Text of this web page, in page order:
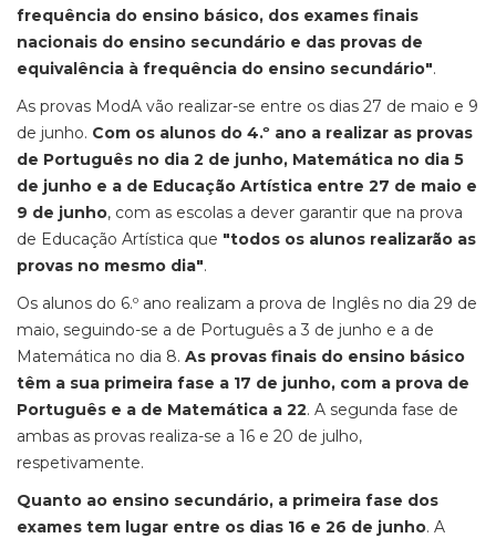
frequência do ensino básico, dos exames finais
nacionais do ensino secundário e das provas de
equivalência à frequência do ensino secundário".
As provas ModA vão realizar-se entre os dias 27 de maio e 9
de junho. Com os alunos do 4.º ano a realizar as provas
de Português no dia 2 de junho, Matemática no dia 5
de junho e a de Educação Artística entre 27 de maio e
9 de junho, com as escolas a dever garantir que na prova
de Educação Artística que "todos os alunos realizarão as
provas no mesmo dia".
Os alunos do 6.º ano realizam a prova de Inglês no dia 29 de
maio, seguindo-se a de Português a 3 de junho e a de
Matemática no dia 8. As provas finais do ensino básico
têm a sua primeira fase a 17 de junho, com a prova de
Português e a de Matemática a 22. A segunda fase de
ambas as provas realiza-se a 16 e 20 de julho,
respetivamente.
Quanto ao ensino secundário, a primeira fase dos
exames tem lugar entre os dias 16 e 26 de junho. A